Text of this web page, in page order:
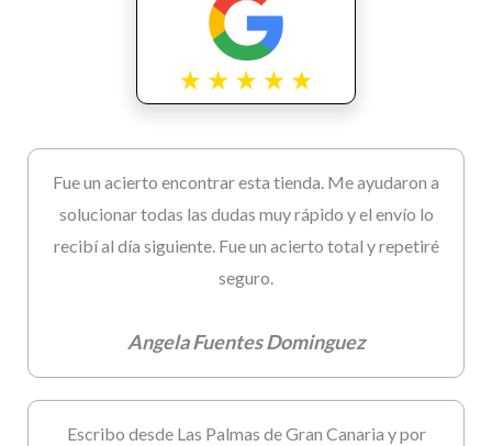
Fue un acierto encontrar esta tienda. Me ayudaron a
solucionar todas las dudas muy rápido y el envío lo
recibí al día siguiente. Fue un acierto total y repetiré
seguro.
Angela Fuentes Dominguez
Escribo desde Las Palmas de Gran Canaria y por